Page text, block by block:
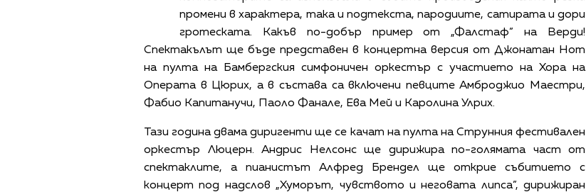
промени в характера, така и подтекста, пародиите, сатирата и дори
гротеската. Какъв по-добър пример от „Фалстаф” на Верди!
Спектакълът ще бъде представен в концертна версия от Джонатан Нот
на пулта на Бамбергския симфоничен оркестър с участието на Хора на
Операта в Цюрих, а в състава са включени певците Амброджио Маестри,
Фабио Капитанучи, Паоло Фанале, Ева Мей и Каролина Улрих.
Тази година двама диригенти ще се качат на пулта на Струнния фестивален
оркестър Люцерн. Андрис Нелсонс ще дирижира по-голямата част от
спектаклите, а пианистът Алфред Брендел ще открие събитието с
концерт под надслов „Хуморът, чувството и неговата липса”, дирижиран